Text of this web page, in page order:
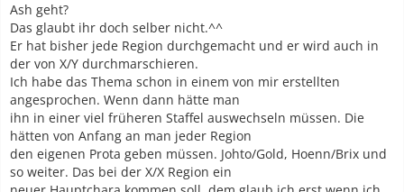
Ash geht?
Das glaubt ihr doch selber nicht.^^
Er hat bisher jede Region durchgemacht und er wird auch in
der von X/Y durchmarschieren.
Ich habe das Thema schon in einem von mir erstellten
angesprochen. Wenn dann hätte man
ihn in einer viel früheren Staffel auswechseln müssen. Die
hätten von Anfang an man jeder Region
den eigenen Prota geben müssen. Johto/Gold, Hoenn/Brix und
so weiter. Das bei der X/X Region ein